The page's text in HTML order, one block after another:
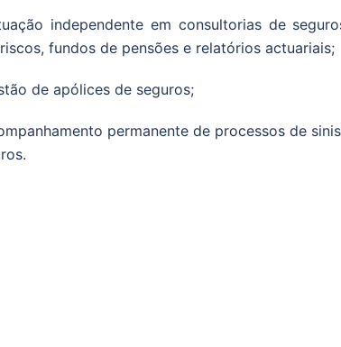
independente em consultorias de
fundos de pensões e relatórios actuariais;
de apólices de seguros;
permanente de processos de